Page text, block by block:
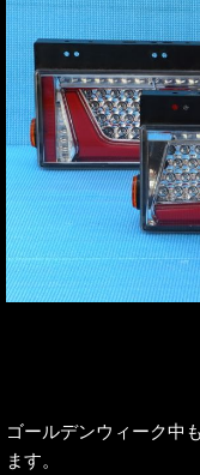
ゴールデンウィーク中
ます。